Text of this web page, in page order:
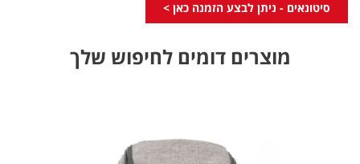
סיטונאים - ניתן לבצע הזמנה כאן >
מוצרים דומים לחיפוש שלך